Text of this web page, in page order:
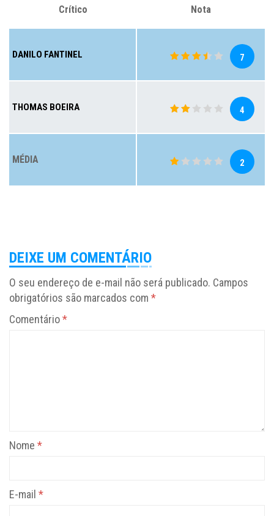
Crítico Nota
DANILO FANTINEL 7
THOMAS BOEIRA 4
MÉDIA 2
DEIXE UM COMENTÁRIO
O seu endereço de e-mail não será publicado. Campos
obrigatórios são marcados com *
Comentário*
Nome *
E-mail *